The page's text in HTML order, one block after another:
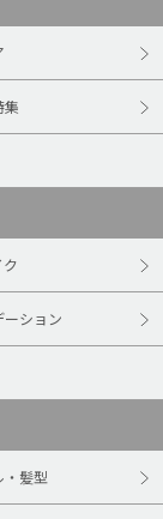
集
ション
・髪型